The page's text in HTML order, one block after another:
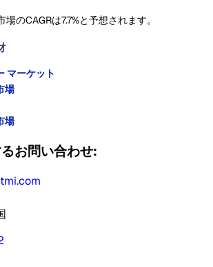
のCAGRは7.7%と予想されます。
マーケット
場
場
お問い合わせ: